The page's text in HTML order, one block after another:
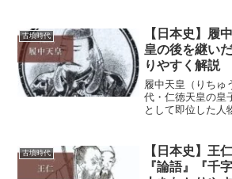
を率いて朝鮮半
蚕や機織りなどの
古墳時代
【日本史】履
皇の後を継い
りやすく解説
履中天皇（りちゅ
代・仁徳天皇の皇
として即位した人
た天皇として描か
の治世は、父・仁
古墳時代
【日本史】王
『論語』『千